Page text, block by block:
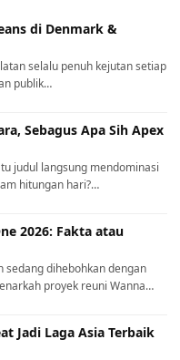
di Denmark &
selalu penuh kejutan setiap
publik…
Sebagus Apa Sih Apex
judul langsung mendominasi
hitungan hari?…
2026: Fakta atau
sedang dihebohkan dengan
proyek reuni Wanna…
Jadi Laga Asia Terbaik